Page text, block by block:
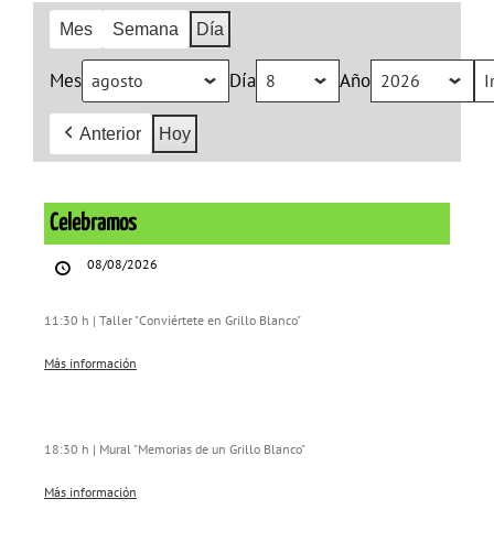
Mes Semana Día
Mes Día Año
Anterior Hoy
Celebramos
08/08/2026
11:30 h | Taller "Conviértete en Grillo Blanco"
Más información
18:30 h | Mural "Memorias de un Grillo Blanco"
Más información